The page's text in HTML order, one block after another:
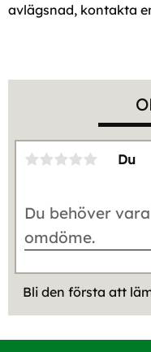
avlägsnad, kontakta
Du
Bli den första att